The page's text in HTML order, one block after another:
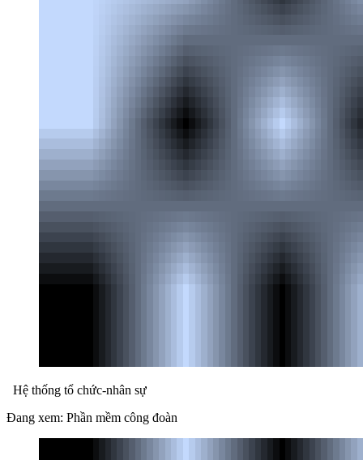
Hệ thống tổ chức-nhân sự
Đang xem: Phần mềm công đoàn